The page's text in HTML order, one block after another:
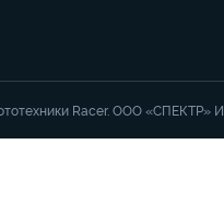
Racer. ООО «СПЕКТР»